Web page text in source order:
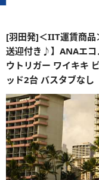
[羽田発]＜IIT運賃商品
送迎付き♪】ANAエコ
ウトリガー ワイキキ
ッド2台 バスタブなし